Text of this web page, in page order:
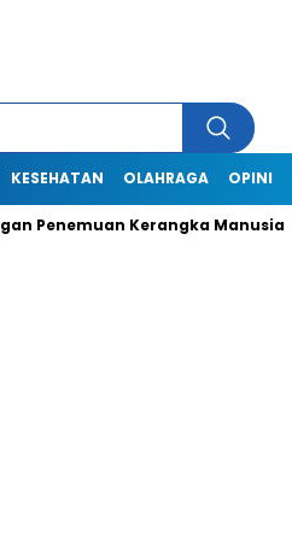
KESEHATAN OLAHRAGA OPINI
Penemuan Kerangka Manusia